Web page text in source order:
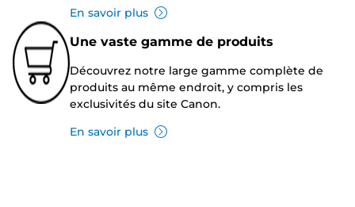
En savoir plus
Une vaste gamme de produits
Découvrez notre large gamme complète de
produits au même endroit, y compris les
exclusivités du site Canon.
En savoir plus